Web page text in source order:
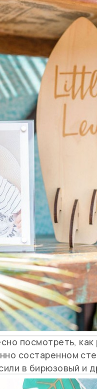
посмотреть,
состаренном
в бирюзовый и